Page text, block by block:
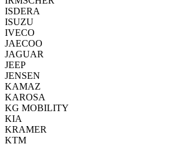
ISDERA
ISUZU
IVECO
JAECOO
JAGUAR
JEEP
JENSEN
KAMAZ
KAROSA
KG MOBILITY
KIA
KRAMER
KTM